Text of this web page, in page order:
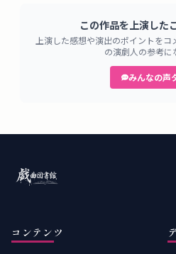
この作品を上演した
上演した感想や演出のポイントを
の演劇人の参考に
みんなの声
コンテンツ